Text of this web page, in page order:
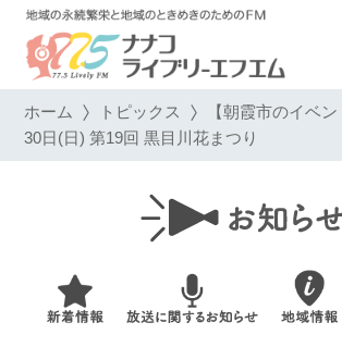
ホーム トピックス 【朝霞市のイベ
30日(日) 第19回 黒目川花まつり